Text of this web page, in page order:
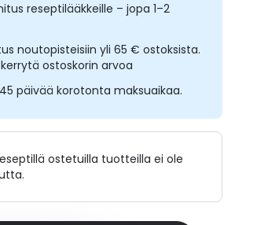
reseptilääkkeille – jopa 1–2
noutopisteisiin yli 65 € ostoksista.
ostoskorin arvoa
päivää korotonta maksuaikaa.
ostetuilla tuotteilla ei ole